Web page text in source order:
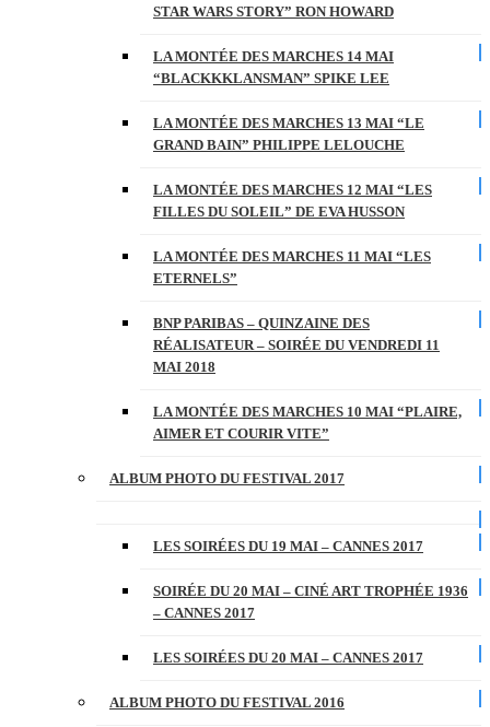
STAR WARS STORY” RON HOWARD
LA MONTÉE DES MARCHES 14 MAI
“BLACKKKLANSMAN” SPIKE LEE
LA MONTÉE DES MARCHES 13 MAI “LE
GRAND BAIN” PHILIPPE LELOUCHE
LA MONTÉE DES MARCHES 12 MAI “LES
FILLES DU SOLEIL” DE EVA HUSSON
LA MONTÉE DES MARCHES 11 MAI “LES
ETERNELS”
BNP PARIBAS – QUINZAINE DES
RÉALISATEUR – SOIRÉE DU VENDREDI 11
MAI 2018
LA MONTÉE DES MARCHES 10 MAI “PLAIRE,
AIMER ET COURIR VITE”
ALBUM PHOTO DU FESTIVAL 2017
LES SOIRÉES DU 19 MAI – CANNES 2017
SOIRÉE DU 20 MAI – CINÉ ART TROPHÉE 1936
– CANNES 2017
LES SOIRÉES DU 20 MAI – CANNES 2017
ALBUM PHOTO DU FESTIVAL 2016